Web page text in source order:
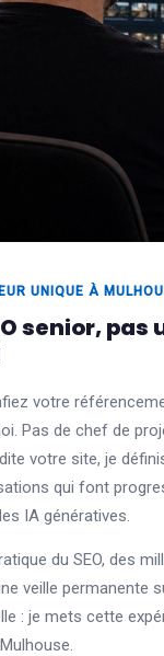
UNIQUE À
senior, pas
votre
Pas de chef de
votre site, je
qui font
IA génératives.
du SEO, des
veille permanente
: je mets cette